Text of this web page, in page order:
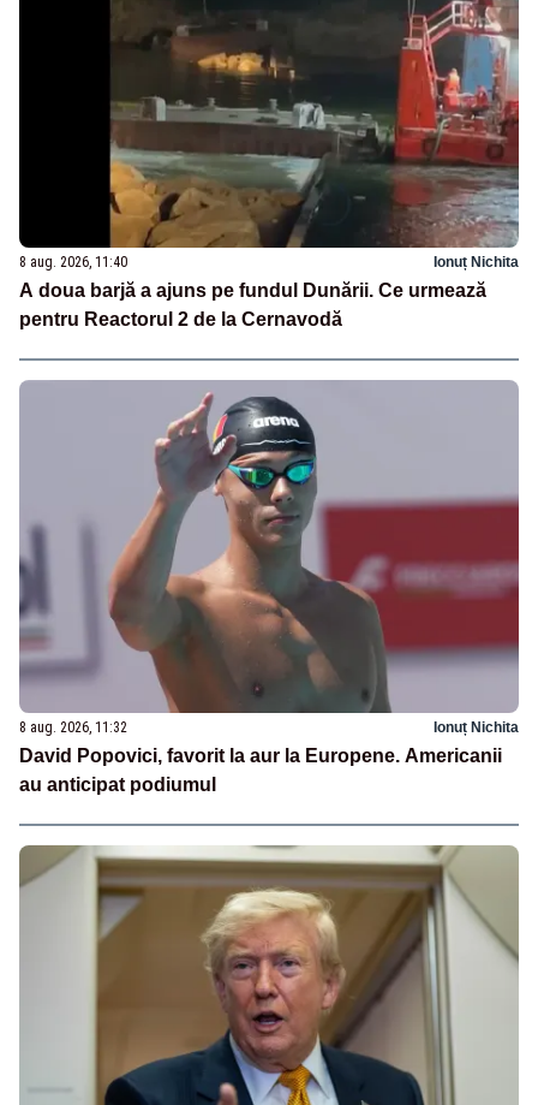
8 aug. 2026, 11:40 Ionuț Nichita
A doua barjă a ajuns pe fundul Dunării. Ce urmează
pentru Reactorul 2 de la Cernavodă
8 aug. 2026, 11:32 Ionuț Nichita
David Popovici, favorit la aur la Europene. Americanii
au anticipat podiumul